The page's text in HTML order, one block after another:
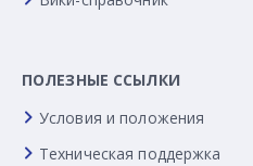
ПОЛЕЗНЫЕ ССЫЛКИ
Условия и положения
Техническая поддержка